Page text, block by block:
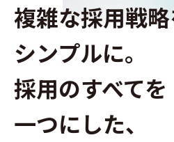
複雑な採用戦
シンプルに。
採用のすべてを
一つにした、